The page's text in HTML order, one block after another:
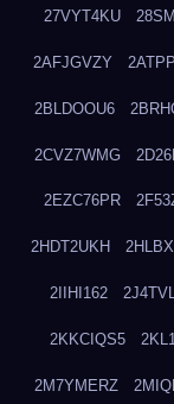
27VYT4KU
2AFJGVZY
2BLDOOU6
2CVZ7WMG
2EZC76PR
2HDT2UKH
2IIHI162
2KKCIQS5
2M7YMERZ